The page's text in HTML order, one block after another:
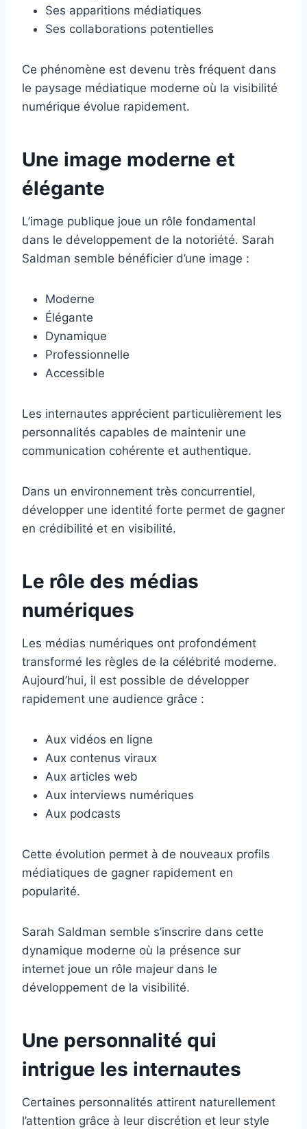
Ses apparitions médiatiques
Ses collaborations potentielles
Ce phénomène est devenu très fréquent dans
le paysage médiatique moderne où la visibilité
numérique évolue rapidement.
Une image moderne et
élégante
L’image publique joue un rôle fondamental
dans le développement de la notoriété. Sarah
Saldman semble bénéficier d’une image :
Moderne
Élégante
Dynamique
Professionnelle
Accessible
Les internautes apprécient particulièrement les
personnalités capables de maintenir une
communication cohérente et authentique.
Dans un environnement très concurrentiel,
développer une identité forte permet de gagner
en crédibilité et en visibilité.
Le rôle des médias
numériques
Les médias numériques ont profondément
transformé les règles de la célébrité moderne.
Aujourd’hui, il est possible de développer
rapidement une audience grâce :
Aux vidéos en ligne
Aux contenus viraux
Aux articles web
Aux interviews numériques
Aux podcasts
Cette évolution permet à de nouveaux profils
médiatiques de gagner rapidement en
popularité.
Sarah Saldman semble s’inscrire dans cette
dynamique moderne où la présence sur
internet joue un rôle majeur dans le
développement de la visibilité.
Une personnalité qui
intrigue les internautes
Certaines personnalités attirent naturellement
l’attention grâce à leur discrétion et leur style